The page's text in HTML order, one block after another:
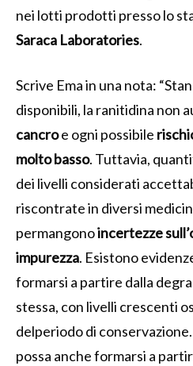
nei lotti prodotti presso lo
Saraca Laboratories.
Scrive Ema in una nota:
disponibili, la ranitidina non
cancroe ogni possibile
moltobasso. Tuttavia,
dei livelli considerati
riscontrate in diversi
permangonoincertezze
impurezza. Esistono
formarsi a partire dalla
stessa, con livelli crescenti
delperiodo di
possa anche formarsi a